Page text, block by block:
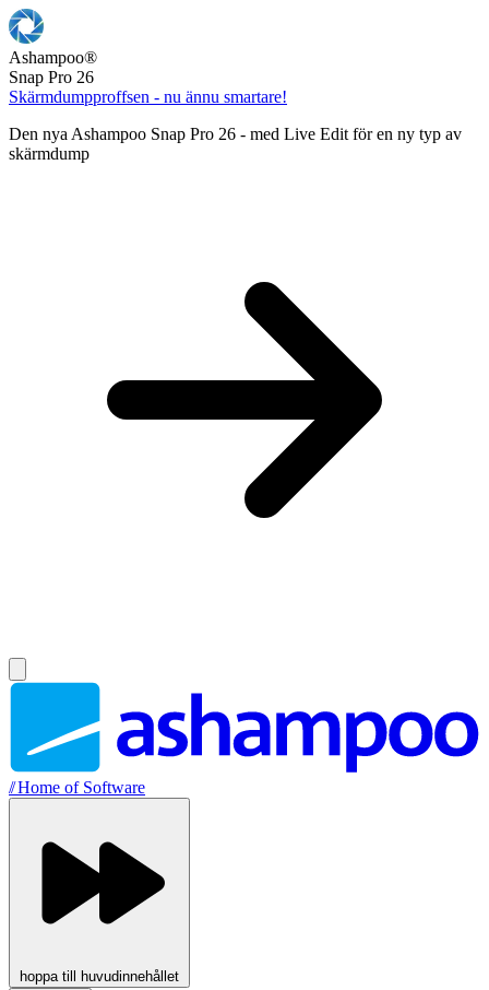
Ashampoo®
Snap Pro 26
Skärmdumpproffsen - nu ännu smartare!
Den nya Ashampoo Snap Pro 26 - med Live Edit för en ny typ av
skärmdump
//Home of Software
hoppa till huvudinnehållet